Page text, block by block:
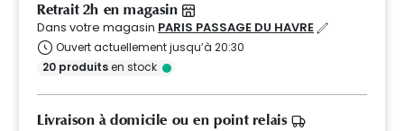
Retrait 2h en magasin
Dans votre magasin PARIS PASSAGE DU HAVRE
Ouvert actuellement jusqu’à 20:30
20 produitsen stock
Livraison à domicile ou en point relais